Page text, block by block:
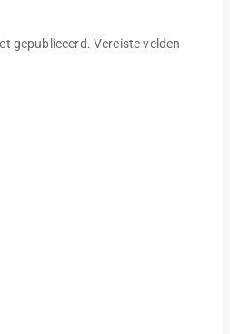
gepubliceerd. Vereiste velden